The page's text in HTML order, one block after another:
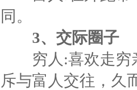
同。
3、交际圈子
穷人:喜欢走穷
斥与富人交往，久